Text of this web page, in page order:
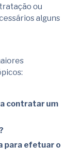
ou
alguns
contratar um
para efetuar o